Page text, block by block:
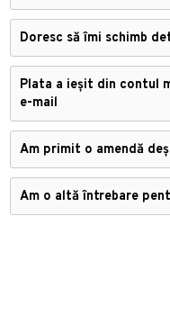
Doresc să îmi schimb
Plata a ieșit din contul
e-mail
Am primit o amendă
Am o altă întrebare